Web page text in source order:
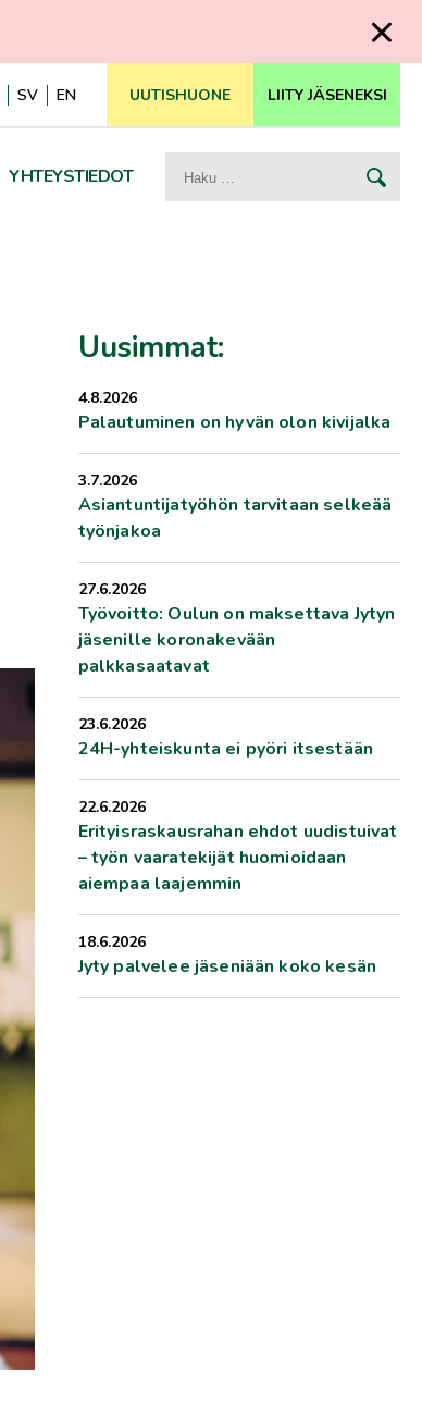
SV EN UUTISHUONE LIITY JÄSENEKSI
YHTEYSTIEDOT Haku:
Uusimmat:
4.8.2026
Palautuminen on hyvän olon kivijalka
3.7.2026
Asiantuntijatyöhön tarvitaan selkeää
työnjakoa
27.6.2026
Työvoitto: Oulun on maksettava Jytyn
jäsenille koronakevään
palkkasaatavat
23.6.2026
24H-yhteiskunta ei pyöri itsestään
22.6.2026
Erityisraskausrahan ehdot uudistuivat
– työn vaaratekijät huomioidaan
aiempaa laajemmin
18.6.2026
Jyty palvelee jäseniään koko kesän